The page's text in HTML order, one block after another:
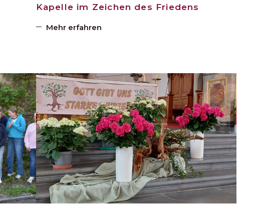
Kapelle im Zeichen des Friedens
Mehr erfahren